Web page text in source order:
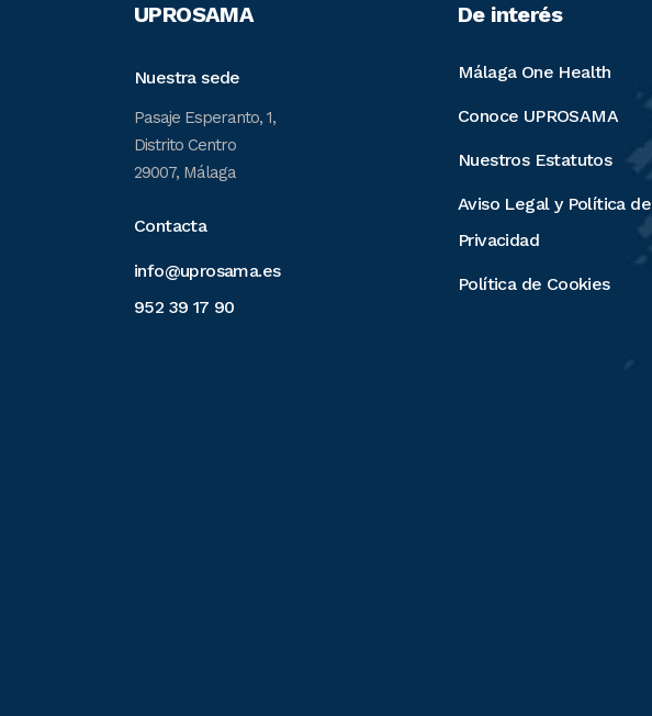
UPROSAMA
Nuestra sede
Pasaje Esperanto, 1,
Distrito Centro
29007, Málaga
Contacta
info@uprosama.es
952 39 17 90
De interés
Málaga One Health
Conoce UPROSAMA
Nuestros Estatutos
Aviso Legal y Política de
Privacidad
Política de Cookies